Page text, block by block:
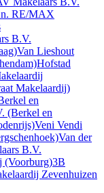
RE/MAX
B.V.
Van Lieshout
Hofstad
Makelaardij)
en
(Berkel en
Veni Vendi
Van der
B.V.
(Voorburg)3B
Zevenhuizen